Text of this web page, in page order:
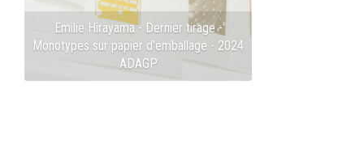
Emilie Hirayama - Dernier tirage -
Monotypes sur papier d'emballage - 2024
ADAGP